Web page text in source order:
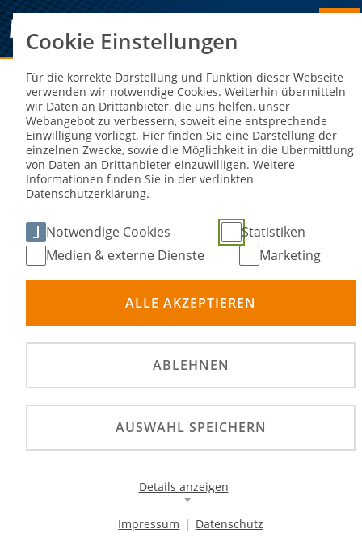
Sie sind hier: NEWS
Semifinale zur European U23 Team
Speedway Championship steigt in
Stralsund
Am 18. Mai findet im mecklenburgischen Stralsund
das Semifinale zur European U23 Team Speedway
Am 18. Mai findet im mecklenburgischen Stralsund das
Cookie Einstellungen
Für die korrekte Darstellung und Funktion dieser Webseite
verwenden wir notwendige Cookies. Weiterhin übermitteln
wir Daten an Drittanbieter, die uns helfen, unser
Webangebot zu verbessern, soweit eine entsprechende
Einwilligung vorliegt. Hier finden Sie eine Darstellung der
einzelnen Zwecke, sowie die Möglichkeit in die Übermittlung
von Daten an Drittanbieter einzuwilligen. Weitere
Informationen finden Sie in der verlinkten
Datenschutzerklärung.
Notwendige Cookies
Statistiken
Medien & externe Dienste
Marketing
ALLE AKZEPTIEREN
ABLEHNEN
AUSWAHL SPEICHERN
Details anzeigen
Impressum | Datenschutz